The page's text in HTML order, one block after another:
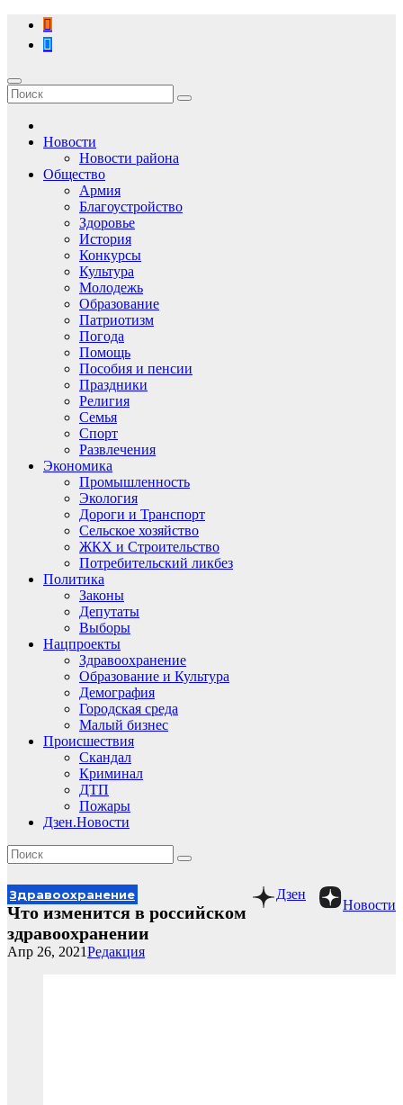
Перейти
содержимому
Новости
Новости района
Общество
Армия
Благоустройство
Здоровье
История
Конкурсы
Культура
Молодежь
Образование
Патриотизм
Погода
Помощь
Пособия и пенсии
Праздники
Религия
Семья
Спорт
Развлечения
Экономика
Промышленность
Экология
Дороги и Транспорт
Сельское хозяйство
ЖКХ и Строительство
Потребительский ликбез
Политика
Законы
Депутаты
Выборы
Нацпроекты
Здравоохранение
Образование и Культура
Демография
Городская среда
Малый бизнес
Происшествия
Скандал
Криминал
ДТП
Пожары
Дзен.Новости
Новости
Дзен
Здравоохранение
Что изменится в российском
здравоохранении
Редакция
Апр 26, 2021